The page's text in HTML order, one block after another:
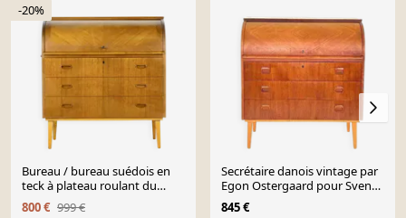
-20%
Bureau / bureau suédois en
teck à plateau roulant du
milieu du Secle
800 € 999 €
Secrétaire danois vintage par
Egon Ostergaard pour Svensk
Mobelindustri
845 €